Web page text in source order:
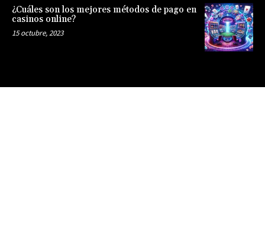
¿Cuáles son los mejores métodos de pago en
casinos online?
15 octubre, 2023